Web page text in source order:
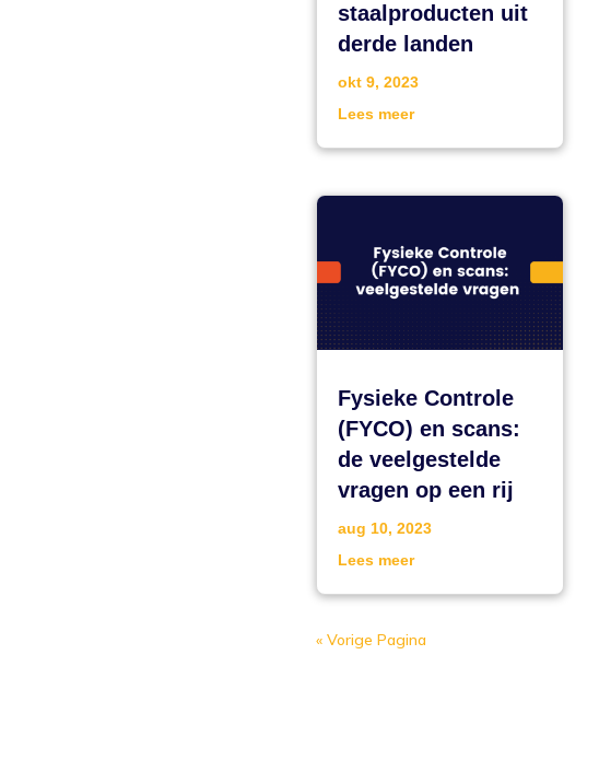
staalproducten uit
derde landen
okt 9, 2023
Lees meer
Fysieke Controle
(FYCO) en scans:
de veelgestelde
vragen op een rij
aug 10, 2023
Lees meer
« Vorige Pagina